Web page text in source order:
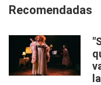
Recomendadas